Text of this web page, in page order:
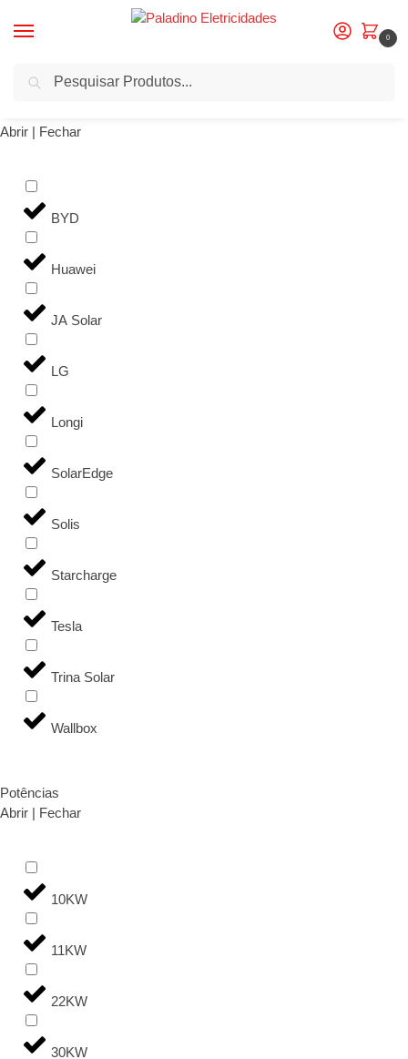
0
Início Potência do produto / 6KW
Abrir | Fechar
BYD
Huawei
JA Solar
LG
Longi
SolarEdge
Solis
Starcharge
Tesla
Trina Solar
Wallbox
Potências
Abrir | Fechar
10KW
11KW
22KW
30KW